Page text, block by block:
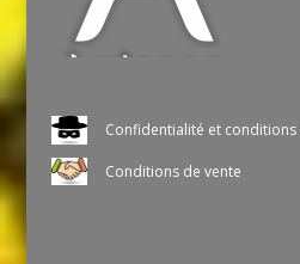
Confidentialité et conditions
Conditions de vente